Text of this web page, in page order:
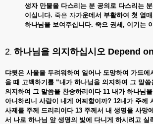
생자 만물을 다스리는 분 공의로 다스리는
이십니다. 죽은 자가운데서 부활하여 첫 열
하나님을 보여주십니다. 죽으 권세, 이기는 이
​2. 하나님을 의지하십시오 Depend
댜윗은 사울을 두려워하여 일어나 도망하여 가드에
을 때 고백하기를 “내가 하나님을 의지하여 그 말씀
의지하여 그 말씀을 찬송하리이다 11 내가 하나님을
아니하리니 사람이 내게 어찌할이까? 12내가 주께
사제를 주께 드리리이다 13 주께서 내 생명을 사망
서 나로 하나님 앞 생명의 빛에 다니게 하시려고 실